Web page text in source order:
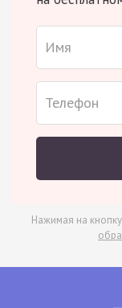
Нажимая на